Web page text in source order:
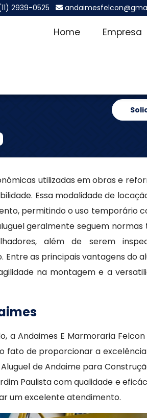
2939-0525
Home Empresa
utilizadas em obras e
Essa modalidade de
permitindo o uso temporário
geralmente seguem normas
além de serem
as principais vantagens do
na montagem e a
a Andaimes E Marmoraria
fato de proporcionar a
de Andaime para
Paulista com qualidade e
um excelente atendimento.